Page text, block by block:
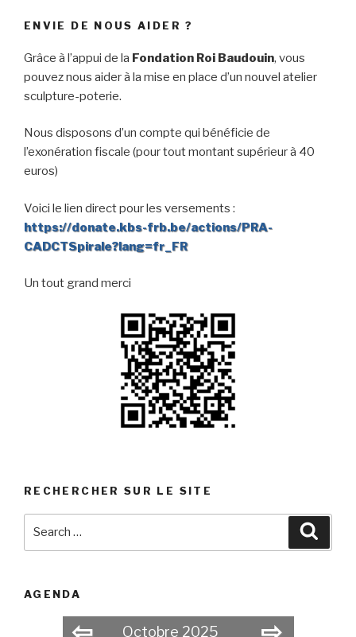
ENVIE DE NOUS AIDER ?
Grâce à l’appui de la Fondation Roi Baudouin, vous
pouvez nous aider à la mise en place d’un nouvel atelier
sculpture-poterie.
Nous disposons d’un compte qui bénéficie de
l’exonération fiscale (pour tout montant supérieur à 40
euros)
Voici le lien direct pour les versements :
https://donate.kbs-frb.be/actions/PRA-
CADCTSpirale?lang=fr_FR
Un tout grand merci
RECHERCHER SUR LE SITE
AGENDA
Octobre 2025